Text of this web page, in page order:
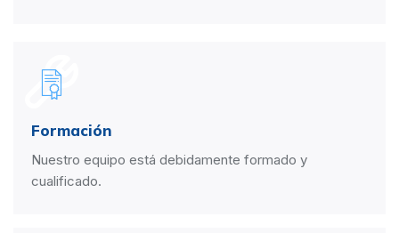
Formación
Nuestro equipo está debidamente formado y
cualificado.